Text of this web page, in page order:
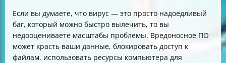
Если вы думаете, что вирус — это просто надоедливый
баг, который можно быстро вылечить, то вы
недооцениваете масштабы проблемы. Вредоносное ПО
может красть ваши данные, блокировать доступ к
файлам, использовать ресурсы компьютера для